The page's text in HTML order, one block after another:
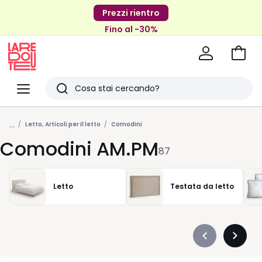
Prezzi rientro
Fino al -30%
Menu
Redoute
Ricerca
Ultimi
articoli
visti
Vai
... Letto, Articoli per il letto Comodini
Comodini AM.PM87
Letto Testata da letto
Précédent